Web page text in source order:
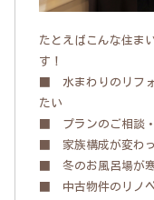
たとえばこんな住ま
す！
■ 水まわりのリフ
たい
■ プランのご相談
■ 家族構成が変わ
■ 冬のお風呂場が
■ 中古物件のリノ